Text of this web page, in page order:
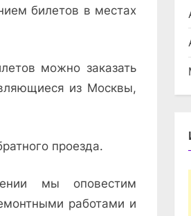
билетов в местах
можно заказать
из Москвы,
проезда.
мы оповестим
работами и